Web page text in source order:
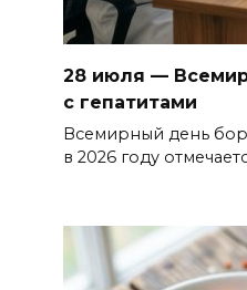
28 июля —
с гепатитами
Всемирный день
в 2026 году